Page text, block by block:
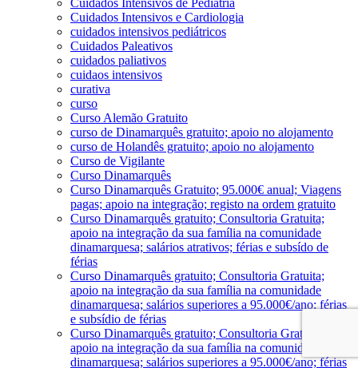
Cuidados Intensivos e Cardiologia
cuidados intensivos pediátricos
Cuidados Paleativos
cuidados paliativos
cuidaos intensivos
curativa
curso
Curso Alemão Gratuito
curso de Dinamarquês gratuito; apoio no alojamento
curso de Holandês gratuito; apoio no alojamento
Curso de Vigilante
Curso Dinamarquês
Curso Dinamarquês Gratuito; 95.000€ anual; Viagens
pagas; apoio na integração; registo na ordem gratuito
Curso Dinamarquês gratuito; Consultoria Gratuita;
apoio na integração da sua família na comunidade
dinamarquesa; salários atrativos; férias e subsído de
férias
Curso Dinamarquês gratuito; Consultoria Gratuita;
apoio na integração da sua família na comunidade
dinamarquesa; salários superiores a 95.000€/ano; férias
e subsídio de férias
Curso Dinamarquês gratuito; Consultoria Gratuita;
apoio na integração da sua família na comunidade
dinamarquesa; salários superiores a 95.000€/ano; férias